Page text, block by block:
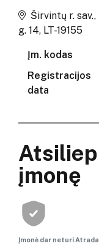
Širvintų r. sav.,
g. 14, LT-19155
Įm. kodas
Registracijos
data
įmonę
Įmonė dar neturi